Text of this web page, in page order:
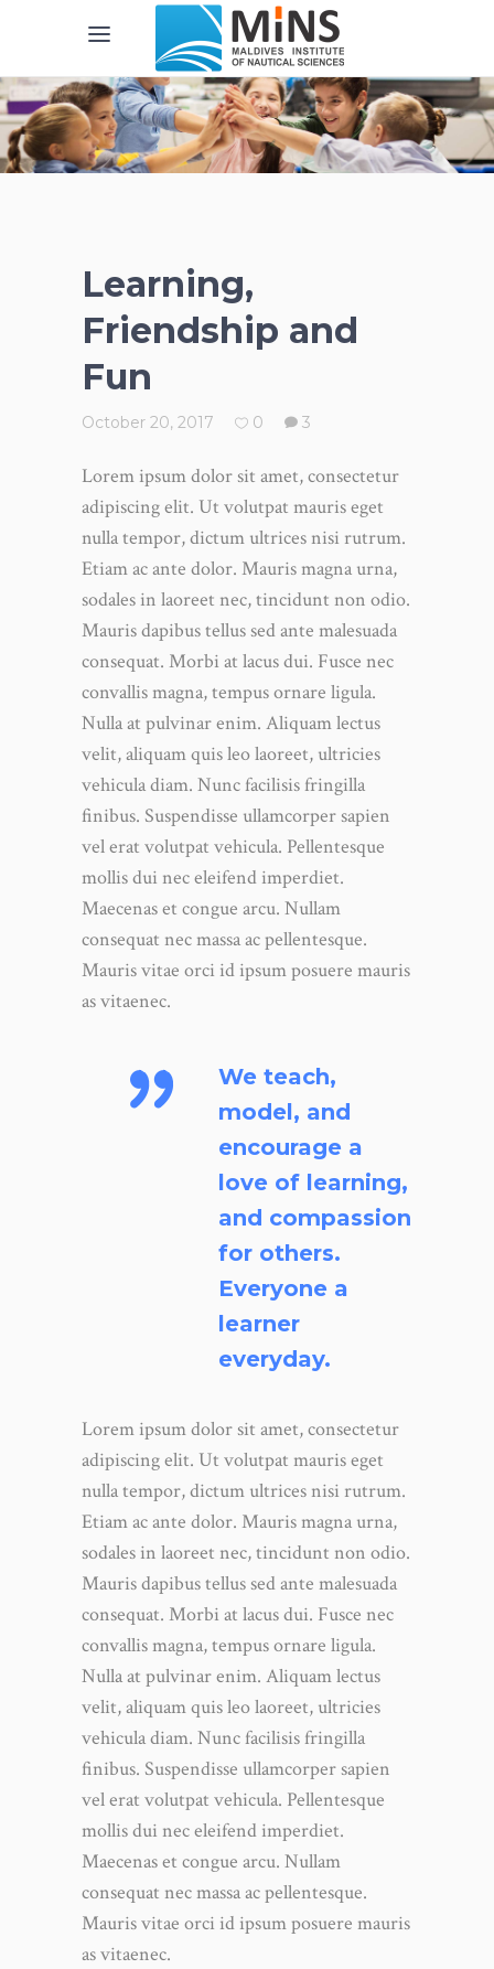
Learning,
Friendship and
Fun
October 20, 2017 0 3
Lorem ipsum dolor sit amet, consectetur
adipiscing elit. Ut volutpat mauris eget
nulla tempor, dictum ultrices nisi rutrum.
Etiam ac ante dolor. Mauris magna urna,
sodales in laoreet nec, tincidunt non odio.
Mauris dapibus tellus sed ante malesuada
consequat. Morbi at lacus dui. Fusce nec
convallis magna, tempus ornare ligula.
Nulla at pulvinar enim. Aliquam lectus
velit, aliquam quis leo laoreet, ultricies
vehicula diam. Nunc facilisis fringilla
finibus. Suspendisse ullamcorper sapien
vel erat volutpat vehicula. Pellentesque
mollis dui nec eleifend imperdiet.
Maecenas et congue arcu. Nullam
consequat nec massa ac pellentesque.
Mauris vitae orci id ipsum posuere mauris
as vitaenec.
We teach,
model, and
encourage a
love of learning,
and compassion
for others.
Everyone a
learner
everyday.
Lorem ipsum dolor sit amet, consectetur
adipiscing elit. Ut volutpat mauris eget
nulla tempor, dictum ultrices nisi rutrum.
Etiam ac ante dolor. Mauris magna urna,
sodales in laoreet nec, tincidunt non odio.
Mauris dapibus tellus sed ante malesuada
consequat. Morbi at lacus dui. Fusce nec
convallis magna, tempus ornare ligula.
Nulla at pulvinar enim. Aliquam lectus
velit, aliquam quis leo laoreet, ultricies
vehicula diam. Nunc facilisis fringilla
finibus. Suspendisse ullamcorper sapien
vel erat volutpat vehicula. Pellentesque
mollis dui nec eleifend imperdiet.
Maecenas et congue arcu. Nullam
consequat nec massa ac pellentesque.
Mauris vitae orci id ipsum posuere mauris
as vitaenec.